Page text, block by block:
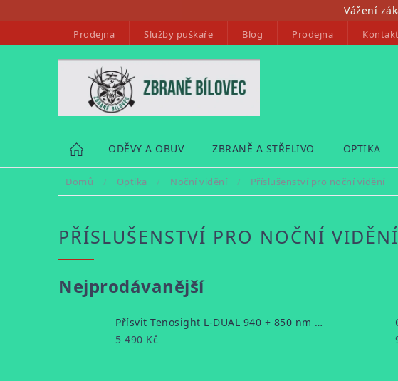
Vážení
Prodejna Služby puškaře Blog Prodejna
HOME ODĚVY A OBUV ZBRANĚ A STŘELIVO OPTIKA
Domů / Optika / Noční vidění / Příslušenství pro noční vidění
PŘÍSLUŠENSTVÍ PRO NOČNÍ VIDĚNÍ
Nejprodávanější
Přísvit Tenosight L-DUAL 940 + 850 nm Laser
5 490 Kč